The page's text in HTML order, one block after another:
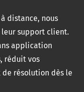
distance, nous
support client.
application
réduit vos
résolution dès le